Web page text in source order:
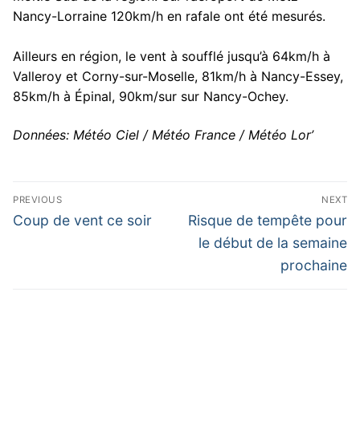
Nancy-Lorraine 120km/h en rafale ont été mesurés.
Ailleurs en région, le vent à soufflé jusqu’à 64km/h à
Valleroy et Corny-sur-Moselle, 81km/h à Nancy-Essey,
85km/h à Épinal, 90km/sur sur Nancy-Ochey.
Données: Météo Ciel / Météo France / Météo Lor’
Navigation
de
PREVIOUS
Previous
Coup de vent ce soir
NEXT
Next
post:
Risque de tempête pour
le début de la semaine
prochaine